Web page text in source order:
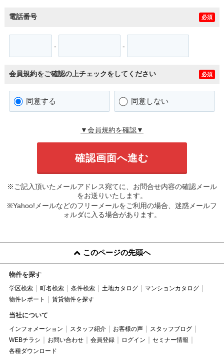
電話番号 必須
- -
会員規約をご確認の上チェックをしてください 必須
同意する 同意しない
▼会員規約を確認▼
※ご記入頂いたメールアドレス宛てに、お問合せ内容の確認メール
をお送りいたします。
※Yahoo!メールなどのフリーメールをご利用の場合、迷惑メールフ
ォルダに入る場合があります。
このページの先頭へ
物件を探す
学区検索 町名検索 条件検索 土地カタログ
マンションカタログ
物件レポート
賃貸物件を探す
当社について
インフォメーション スタッフ紹介 お客様の声
スタッフブログ
WEBチラシ
お問い合わせ 会員登録 ログイン
セミナー情報
各種ダウンロード